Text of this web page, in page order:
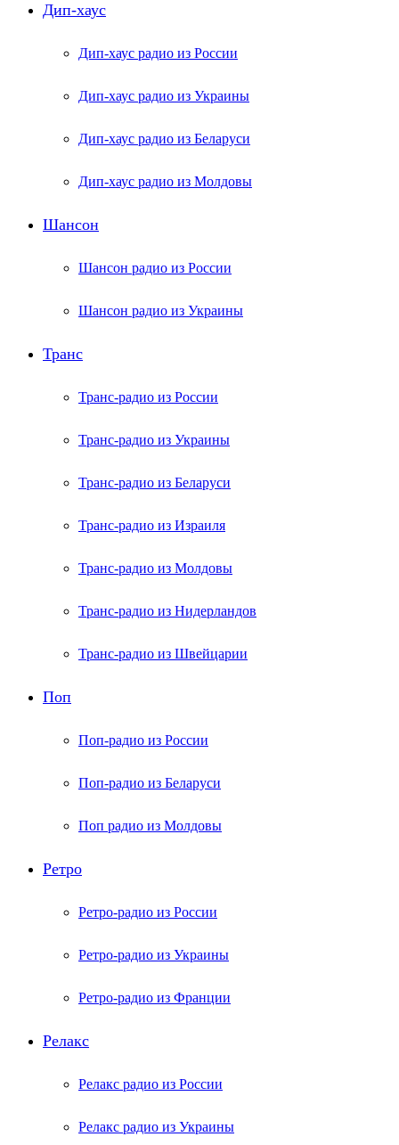
Дип-хаус
Дип-хаус радио из России
Дип-хаус радио из Украины
Дип-хаус радио из Беларуси
Дип-хаус радио из Молдовы
Шансон
Шансон радио из России
Шансон радио из Украины
Транс
Транс-радио из России
Транс-радио из Украины
Транс-радио из Беларуси
Транс-радио из Израиля
Транс-радио из Молдовы
Транс-радио из Нидерландов
Транс-радио из Швейцарии
Поп
Поп-радио из России
Поп-радио из Беларуси
Поп радио из Молдовы
Ретро
Ретро-радио из России
Ретро-радио из Украины
Ретро-радио из Франции
Релакс
Релакс радио из России
Релакс радио из Украины